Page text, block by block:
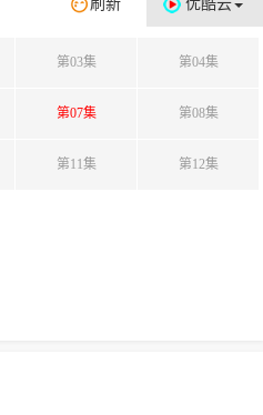
优酷云
刷新
第03集 第04集
第07集 第08集
第11集 第12集